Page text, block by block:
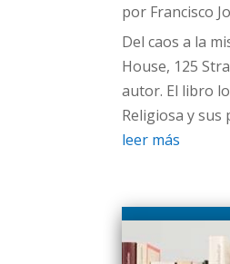
por Francisco
Del caos a la
House, 125
autor. El libro
Religiosa y
leer más